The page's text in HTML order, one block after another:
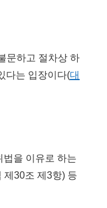
문하고 절차상 하
다는 입장이다(대
법을 이유로 하는
제30조 제3항) 등